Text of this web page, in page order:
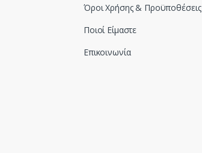
Όροι Χρήσης & Προϋποθέσεις
Ποιοί Είμαστε
Επικοινωνία